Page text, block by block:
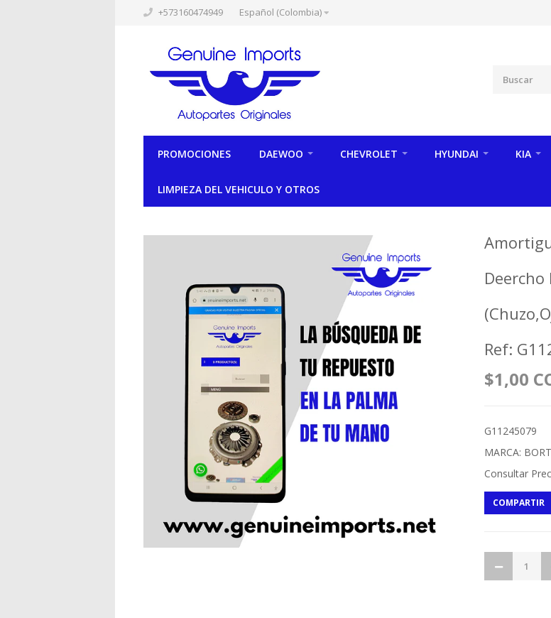
+573160474949 Español (Colombia)
PROMOCIONES DAEWOO CHEVROLET HYUNDAI KIA
LIMPIEZA DEL VEHICULO Y OTROS
Ref:
$1,00
G11245079
MARCA: BORT
Consultar
COMPARTIR